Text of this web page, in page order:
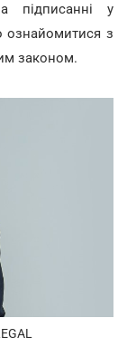
підписанні у
ознайомитися з
законом.